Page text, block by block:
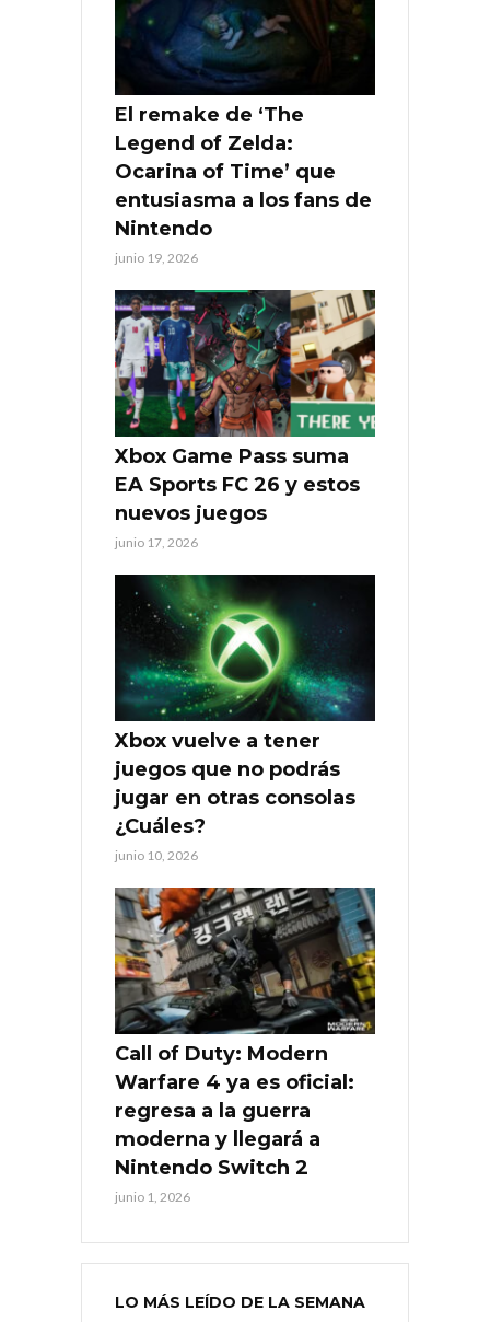
El remake de ‘The
Legend of Zelda:
Ocarina of Time’ que
entusiasma a los fans de
Nintendo
junio 19, 2026
Xbox Game Pass suma
EA Sports FC 26 y estos
nuevos juegos
junio 17, 2026
Xbox vuelve a tener
juegos que no podrás
jugar en otras consolas
¿Cuáles?
junio 10, 2026
Call of Duty: Modern
Warfare 4 ya es oficial:
regresa a la guerra
moderna y llegará a
Nintendo Switch 2
junio 1, 2026
LO MÁS LEÍDO DE LA SEMANA